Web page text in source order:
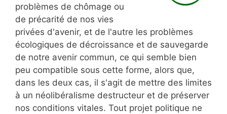
problèmes de chômage ou
de précarité de nos vies
privées d'avenir, et de l'autre les problèmes
écologiques de décroissance et de sauvegarde
de notre avenir commun, ce qui semble bien
peu compatible sous cette forme, alors que,
dans les deux cas, il s'agit de mettre des limites
à un néolibéralisme destructeur et de préserver
nos conditions vitales. Tout projet politique ne